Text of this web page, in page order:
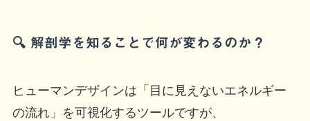
🔍 解剖学を知ることで何が変わるのか？
ヒューマンデザインは「目に見えないエネルギー
の流れ」を可視化するツールですが、